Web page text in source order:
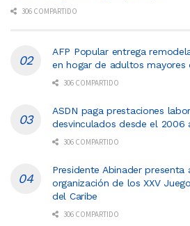
306 COMPARTIDO
AFP Popular entrega
en hogar de adultos mayores
306 COMPARTIDO
ASDN paga prestaciones
desvinculados desde el 2006
306 COMPARTIDO
Presidente Abinader presenta
organización de los XXV
del Caribe
306 COMPARTIDO